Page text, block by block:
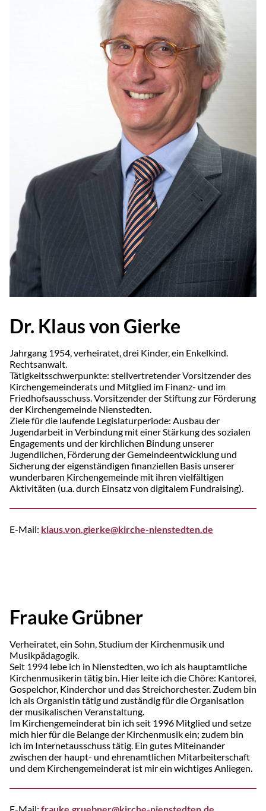
Dr. Klaus von Gierke
Jahrgang 1954, verheiratet, drei Kinder, ein Enkelkind.
Rechtsanwalt.
Tätigkeitsschwerpunkte: stellvertretender Vorsitzender des
Kirchen­gemeinderats und Mitglied im Finanz- und im
Friedhofsausschuss. Vorsitzender der Stiftung zur Förderung
der Kirchengemeinde Nienstedten.
Ziele für die laufende Legislaturperiode: Ausbau der
Jugendarbeit in Verbindung mit einer Stärkung des sozialen
Engagements und der kirchlichen Bindung unserer
Jugendlichen, Förderung der Gemeindeentwicklung und
Sicherung der eigenständigen finanziellen Basis unserer
wunderbaren Kirchengemeinde mit ihren vielfältigen
Aktivitäten (u.a. durch Einsatz von digitalem Fundraising).
E-Mail: klaus.von.gierke@kirche-nienstedten.de
Frauke Grübner
Verheiratet, ein Sohn, Studium der Kirchenmusik und
Musikpädagogik.
Seit 1994 lebe ich in Nien­stedten, wo ich als hauptamtliche
Kirchenmusikerin tätig bin. Hier leite ich die Chöre: Kantorei,
Gospelchor, Kinderchor und das Streichorchester. Zudem bin
ich als Organistin tätig und zuständig für die Organisation
der musikalischen Veranstaltung.
Im Kirchengemeinderat bin ich seit 1996 Mitglied und setze
mich hier für die Belange der Kirchenmusik ein; zudem bin
ich im Internetausschuss tätig. Ein gutes Miteinander
zwischen der haupt- und ehrenamtlichen Mitarbeiterschaft
und dem Kirchengemeinderat ist mir ein wichtiges Anliegen.